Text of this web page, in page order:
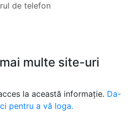
de telefon
multe site-uri
la această informație. Da-
pentru a vă loga.